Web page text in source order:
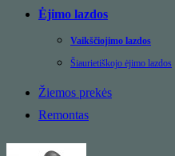
Ėjimo lazdos
Vaikščiojimo lazdos
Šiaurietiškojo ėjimo lazdos
Žiemos prekės
Remontas